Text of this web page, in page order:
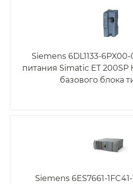
Siemens 6DL1133-
питания Simatic ET 200SP
базового блока
Siemens 6ES7661-